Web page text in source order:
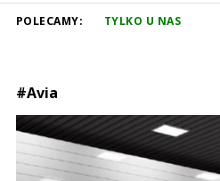
POLECAMY: TYLKO U NAS
#Avia